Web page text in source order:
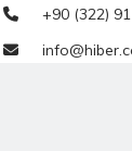
+90 (322)